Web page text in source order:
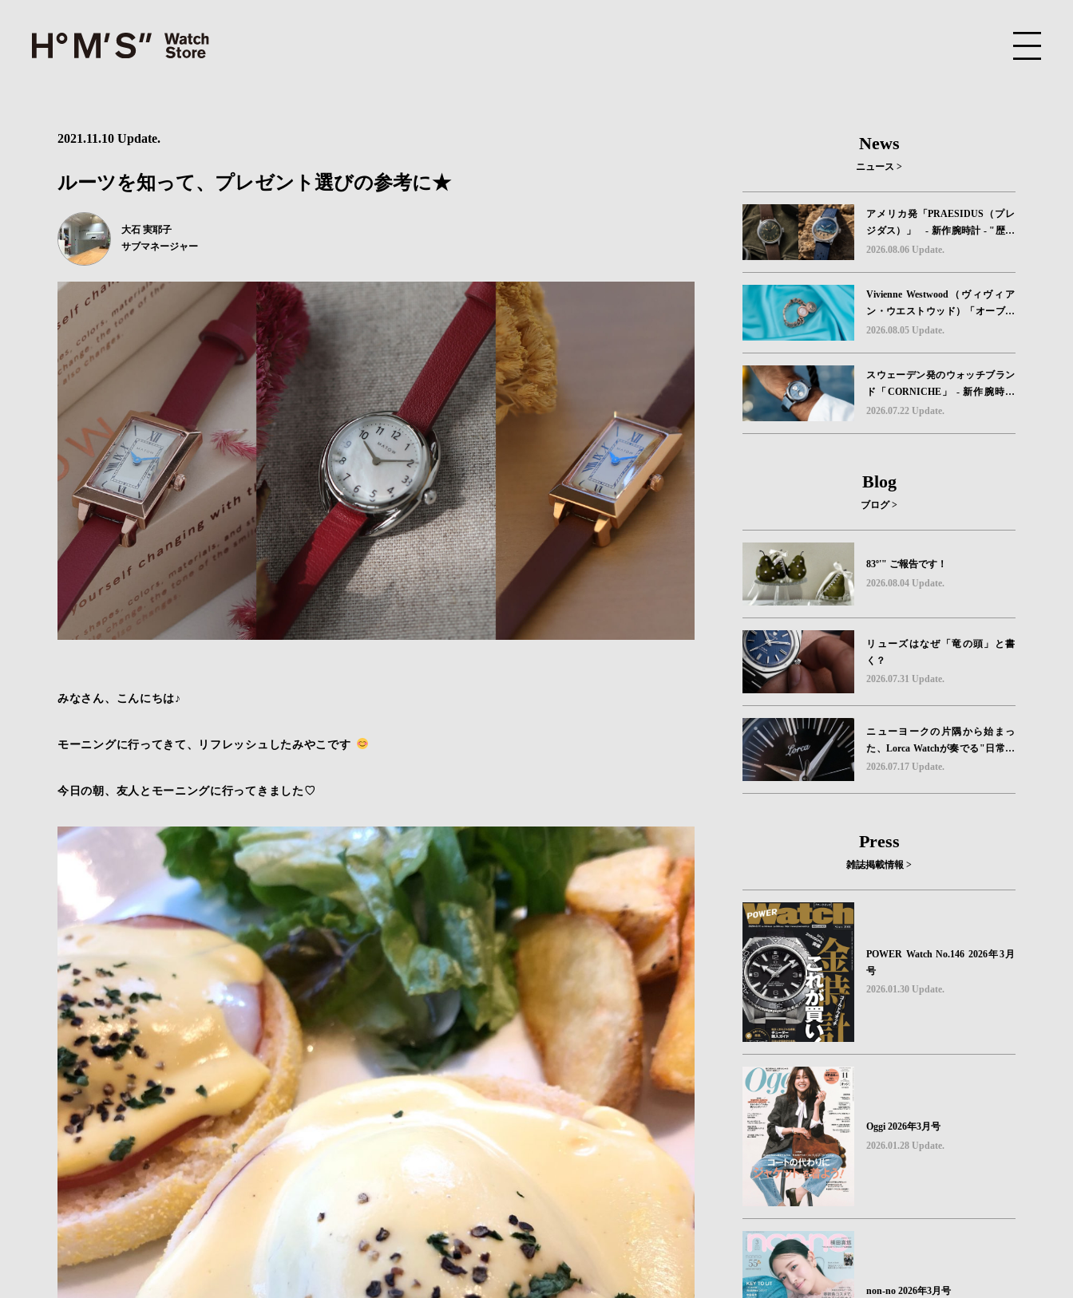
2021.11.10 Update.
ルーツを知って、プレゼント選びの参考に★
大石 実耶子
サブマネージャー
みなさん、こんにちは♪
モーニングに行ってきて、リフレッシュしたみやこです
今日の朝、友人とモーニングに行ってきました♡
News
ニュース >
アメリカ発「PRAESIDUS（プレ
ジダス）」 - 新作腕時計 - "歴史
を身に着ける“ -戦場を駆け抜けた
字盤に閉じ込めた「A-11」コレク
ション2種類が発売。
2026.08.06 Update.
Vivienne Westwood（ヴィヴィア
ン・ウエストウッド）「オーブボ
タン」コレクションに、⽇本限定
2026.08.05 Update.
スウェーデン発のウォッチブラン
ド「CORNICHE」 - 新作腕時計
地中海の夏を映す、爽やかなブル
2026.07.22 Update.
Blog
ブログ >
83º'" ご報告です！
2026.08.04 Update.
リューズはなぜ「竜の頭」と書
く？
2026.07.31 Update.
ニューヨークの片隅から始まっ
た、Lorca Watchが奏でる"日常の
ロマン"｜Brand Picks #08
2026.07.17 Update.
Press
雑誌掲載情報 >
POWER Watch No.146 2026年3月
号
2026.01.30 Update.
Oggi 2026年3月号
2026.01.28 Update.
non-no 2026年3月号